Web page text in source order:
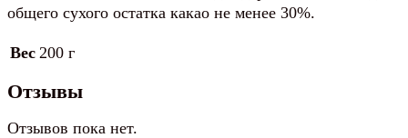
общего сухого остатка какао не менее 30%.
Вес 200 г
Отзывы
Отзывов пока нет.